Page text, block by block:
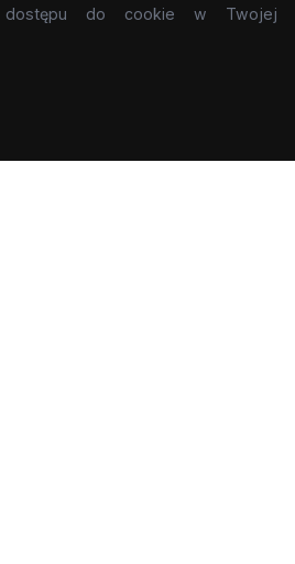
dostępu do cookie w Twojej